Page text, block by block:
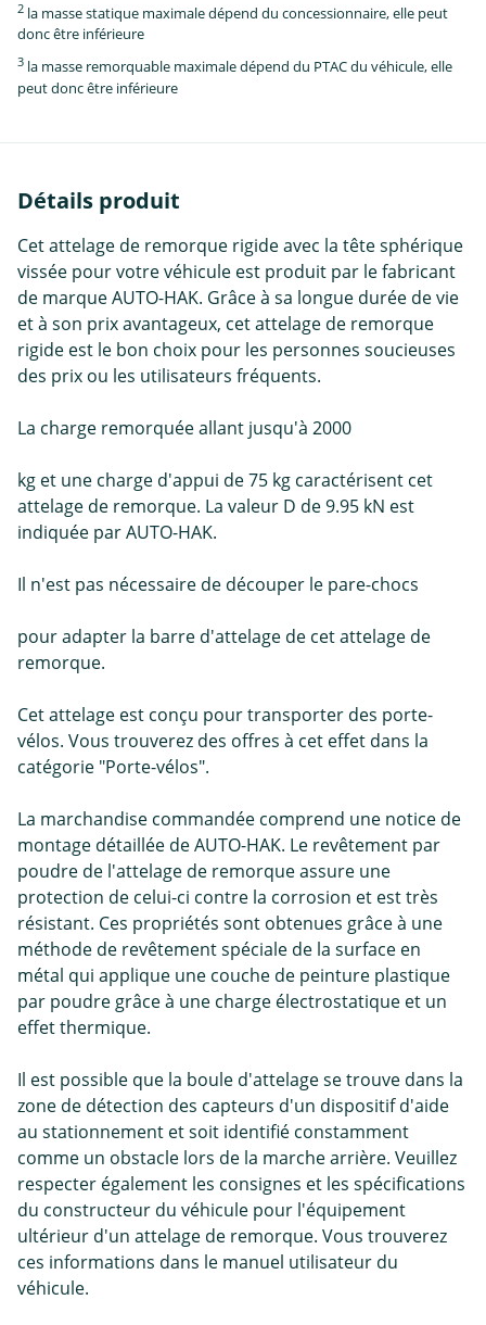
2 la masse statique maximale dépend du concessionnaire, elle peut
donc être inférieure
3 la masse remorquable maximale dépend du PTAC du véhicule, elle
peut donc être inférieure
Détails produit
Cet attelage de remorque rigide avec la tête sphérique
vissée pour votre véhicule est produit par le fabricant
de marque AUTO-HAK. Grâce à sa longue durée de vie
et à son prix avantageux, cet attelage de remorque
rigide est le bon choix pour les personnes soucieuses
des prix ou les utilisateurs fréquents.
La charge remorquée allant jusqu'à 2000
kg et une charge d'appui de 75 kg caractérisent cet
attelage de remorque. La valeur D de 9.95 kN est
indiquée par AUTO-HAK.
Il n'est pas nécessaire de découper le pare-chocs
pour adapter la barre d'attelage de cet attelage de
remorque.
Cet attelage est conçu pour transporter des porte-
vélos. Vous trouverez des offres à cet effet dans la
catégorie "Porte-vélos".
La marchandise commandée comprend une notice de
montage détaillée de AUTO-HAK. Le revêtement par
poudre de l'attelage de remorque assure une
protection de celui-ci contre la corrosion et est très
résistant. Ces propriétés sont obtenues grâce à une
méthode de revêtement spéciale de la surface en
métal qui applique une couche de peinture plastique
par poudre grâce à une charge électrostatique et un
effet thermique.
Il est possible que la boule d'attelage se trouve dans la
zone de détection des capteurs d'un dispositif d'aide
au stationnement et soit identifié constamment
comme un obstacle lors de la marche arrière. Veuillez
respecter également les consignes et les spécifications
du constructeur du véhicule pour l'équipement
ultérieur d'un attelage de remorque. Vous trouverez
ces informations dans le manuel utilisateur du
véhicule.